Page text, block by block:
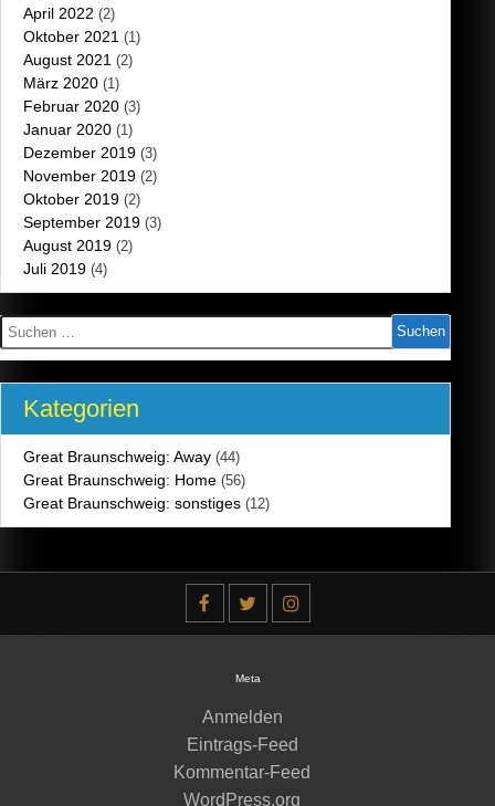
April 2022 (2)
Oktober 2021 (1)
August 2021 (2)
März 2020 (1)
Februar 2020 (3)
Januar 2020 (1)
Dezember 2019 (3)
November 2019 (2)
Oktober 2019 (2)
September 2019 (3)
August 2019 (2)
Juli 2019 (4)
Suchen
nach:
Kategorien
Great Braunschweig: Away (44)
Great Braunschweig: Home (56)
Great Braunschweig: sonstiges (12)
Meta
Anmelden
Eintrags-Feed
Kommentar-Feed
WordPress.org